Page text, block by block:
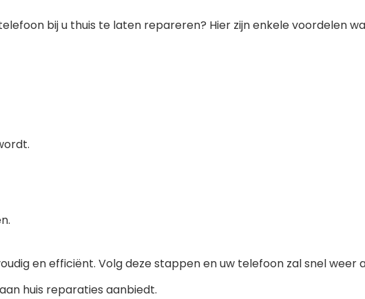
bij u thuis te laten repareren? Hier zijn enkele voordelen
en efficiënt. Volg deze stappen en uw telefoon zal snel weer
huis reparaties aanbiedt.